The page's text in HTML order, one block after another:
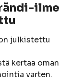
ilme
julkistettu
kertaa oman
varten.